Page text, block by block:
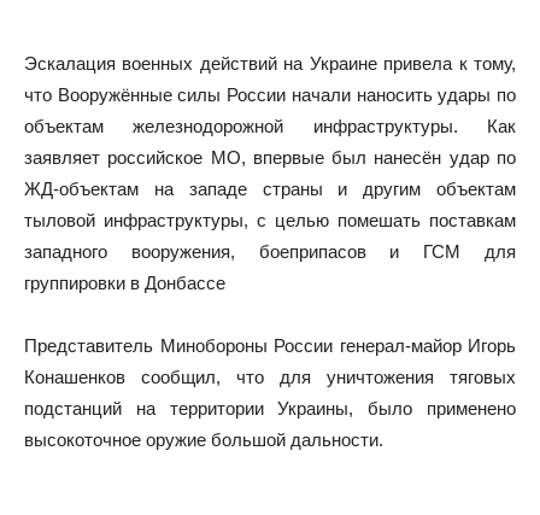
Эскалация военных действий на Украине привела к тому,
что Вооружённые силы России начали наносить удары по
объектам железнодорожной инфраструктуры. Как
заявляет российское МО, впервые был нанесён удар по
ЖД-объектам на западе страны и другим объектам
тыловой инфраструктуры, с целью помешать поставкам
западного вооружения, боеприпасов и ГСМ для
группировки в Донбассе
Представитель Минобороны России генерал-майор Игорь
Конашенков сообщил, что для уничтожения тяговых
подстанций на территории Украины, было применено
высокоточное оружие большой дальности.